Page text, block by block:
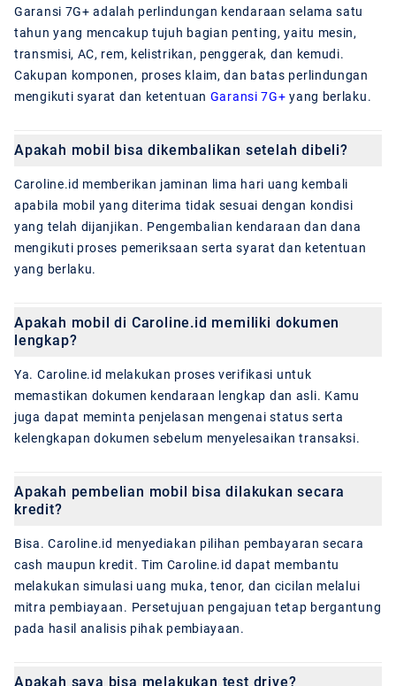
Garansi 7G+ adalah perlindungan kendaraan selama satu
tahun yang mencakup tujuh bagian penting, yaitu mesin,
transmisi, AC, rem, kelistrikan, penggerak, dan kemudi.
Cakupan komponen, proses klaim, dan batas perlindungan
mengikuti syarat dan ketentuan Garansi 7G+ yang berlaku.
Apakah mobil bisa dikembalikan setelah dibeli?
Caroline.id memberikan jaminan lima hari uang kembali
apabila mobil yang diterima tidak sesuai dengan kondisi
yang telah dijanjikan. Pengembalian kendaraan dan dana
mengikuti proses pemeriksaan serta syarat dan ketentuan
yang berlaku.
Apakah mobil di Caroline.id memiliki dokumen
lengkap?
Ya. Caroline.id melakukan proses verifikasi untuk
memastikan dokumen kendaraan lengkap dan asli. Kamu
juga dapat meminta penjelasan mengenai status serta
kelengkapan dokumen sebelum menyelesaikan transaksi.
Apakah pembelian mobil bisa dilakukan secara
kredit?
Bisa. Caroline.id menyediakan pilihan pembayaran secara
cash maupun kredit. Tim Caroline.id dapat membantu
melakukan simulasi uang muka, tenor, dan cicilan melalui
mitra pembiayaan. Persetujuan pengajuan tetap bergantung
pada hasil analisis pihak pembiayaan.
Apakah saya bisa melakukan test drive?